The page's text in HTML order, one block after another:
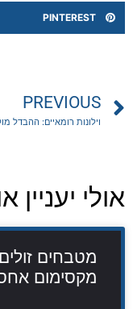
PINTEREST
PREVIOUS
אולי
מטבחים
מקסימום